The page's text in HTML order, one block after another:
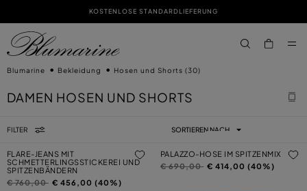
KOSTENLOSE STANDARDLIEFERUNG
Blumarine Bekleidung Hosen und Shorts (30)
DAMEN HOSEN UND SHORTS
FILTER SORTIEREN NACH
FLARE-JEANS MIT
SCHMETTERLINGSSTICKEREI UND
SPITZENBÄNDERN
Preis reduziert von
€ 760,00auf
€ 456,00 (40%)
PALAZZO-HOSE IM SPITZENMIX
Preis reduziert von
€ 690,00auf
€ 414,00 (40%)